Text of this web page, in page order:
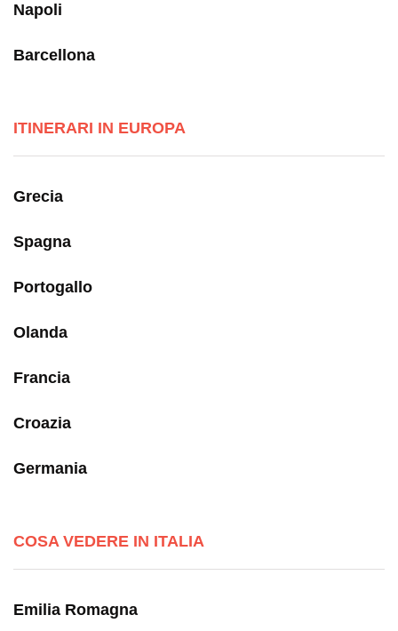
Napoli
Barcellona
ITINERARI IN EUROPA
Grecia
Spagna
Portogallo
Olanda
Francia
Croazia
Germania
COSA VEDERE IN ITALIA
Emilia Romagna